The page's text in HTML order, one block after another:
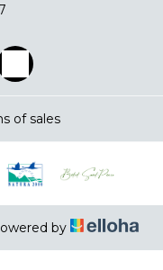
of sales
by